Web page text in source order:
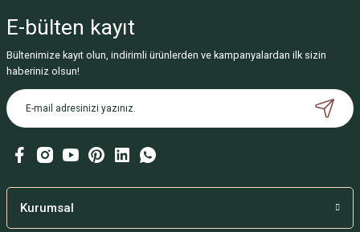
E-bülten kayıt
Bültenimize kayıt olun, indirimli ürünlerden ve kampanyalardan ilk sizin
haberiniz olsun!
Kurumsal